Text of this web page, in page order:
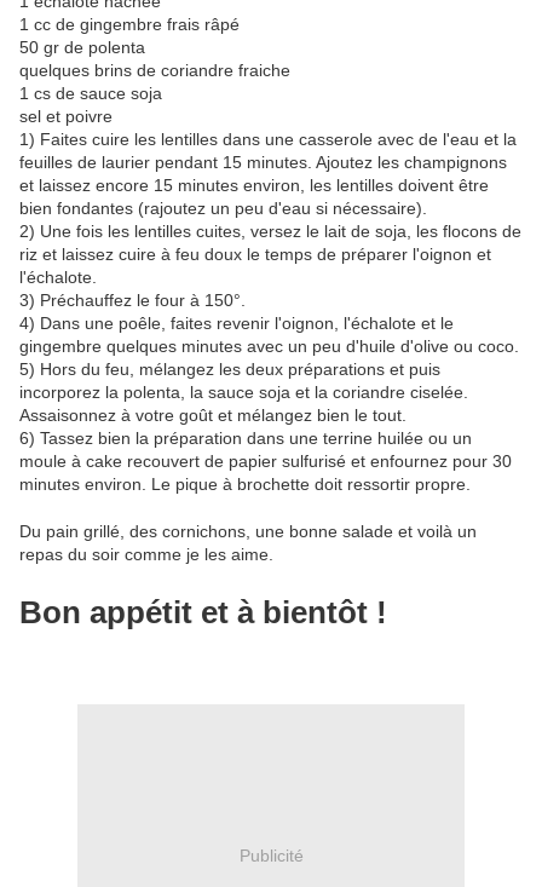
1 cc de gingembre frais râpé
50 gr de polenta
quelques brins de coriandre fraiche
1 cs de sauce soja
sel et poivre
1) Faites cuire les lentilles dans une casserole avec de l'eau et la
feuilles de laurier pendant 15 minutes. Ajoutez les champignons
et laissez encore 15 minutes environ, les lentilles doivent être
bien fondantes (rajoutez un peu d'eau si nécessaire).
2) Une fois les lentilles cuites, versez le lait de soja, les flocons de
riz et laissez cuire à feu doux le temps de préparer l'oignon et
l'échalote.
3) Préchauffez le four à 150°.
4) Dans une poêle, faites revenir l'oignon, l'échalote et le
gingembre quelques minutes avec un peu d'huile d'olive ou coco.
5) Hors du feu, mélangez les deux préparations et puis
incorporez la polenta, la sauce soja et la coriandre ciselée.
Assaisonnez à votre goût et mélangez bien le tout.
6) Tassez bien la préparation dans une terrine huilée ou un
moule à cake recouvert de papier sulfurisé et enfournez pour 30
minutes environ. Le pique à brochette doit ressortir propre.
Du pain grillé, des cornichons, une bonne salade et voilà un
repas du soir comme je les aime.
Bon appétit et à bientôt !
Publicité